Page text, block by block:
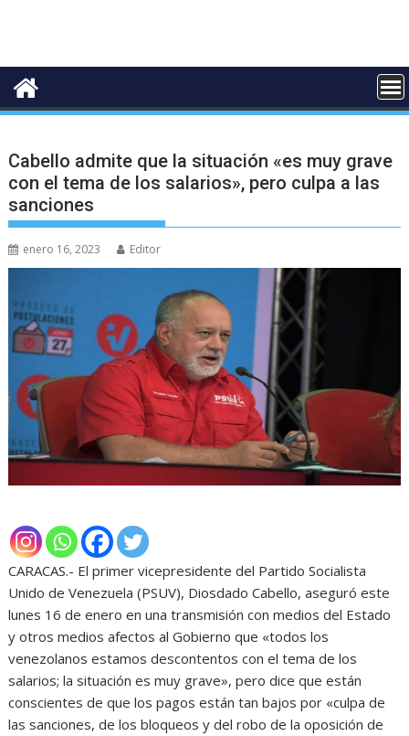
Cabello admite que la situación «es muy grave
con el tema de los salarios», pero culpa a las
sanciones
enero 16, 2023 Editor
CARACAS.- El primer vicepresidente del Partido Socialista
Unido de Venezuela (PSUV), Diosdado Cabello, aseguró este
lunes 16 de enero en una transmisión con medios del Estado
y otros medios afectos al Gobierno que «todos los
venezolanos estamos descontentos con el tema de los
salarios; la situación es muy grave», pero dice que están
conscientes de que los pagos están tan bajos por «culpa de
las sanciones, de los bloqueos y del robo de la oposición de